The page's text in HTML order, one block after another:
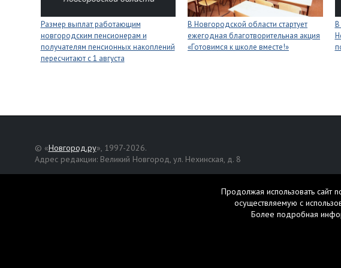
Размер выплат работающим
новгородским пенсионерам и
получателям пенсионных накоплений
пересчитают с 1 августа
В Новгородской области стартует
ежегодная благотворительная акция
«Готовимся к школе вместе!»
В
© «Новгород.ру», 1997-2026.
Адрес редакции: Великий Новгород, ул. Нехинская, д. 8
, публикуются на правах рекламы.
Продолжая использовать сайт
осуществляемую с
Более подробная